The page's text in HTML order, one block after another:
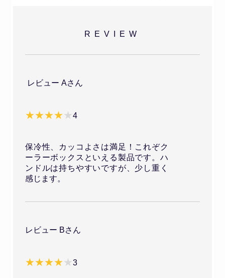
REVIEW
レビュー Aさん
4
保冷性、カッコよさは満足！これぞク
ーラーボックスといえる製品です。ハ
ンドルは持ちやすいですが、少し重く
感じます。
レビュー Bさん
3